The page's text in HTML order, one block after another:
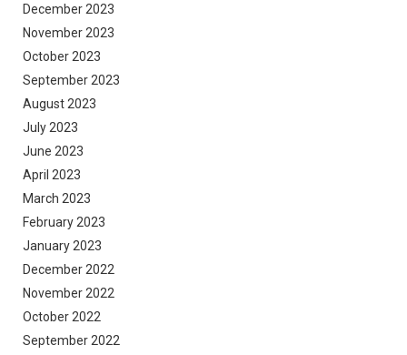
December 2023
November 2023
October 2023
September 2023
August 2023
July 2023
June 2023
April 2023
March 2023
February 2023
January 2023
December 2022
November 2022
October 2022
September 2022